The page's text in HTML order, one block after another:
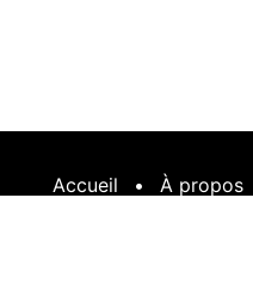
Accueil • À propos